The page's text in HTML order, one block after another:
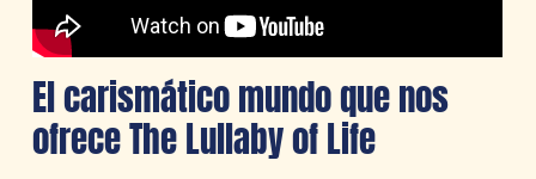
El carismático mundo que nos
ofrece The Lullaby of Life